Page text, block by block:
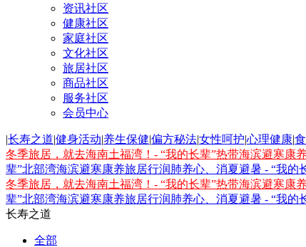
资讯社区
健康社区
家庭社区
文化社区
旅居社区
商品社区
服务社区
会员中心
|长寿之道|健身活动|养生保健|偏方秘法|女性呵护|心理健康|
冬季旅居，就去海南土福湾！- “我的长辈”热带海滨避寒康
辈”北部湾海滨避寒康养旅居行润肺养心、消夏避暑 - “我的
冬季旅居，就去海南土福湾！- “我的长辈”热带海滨避寒康
辈”北部湾海滨避寒康养旅居行润肺养心、消夏避暑 - “我的
长寿之道
全部